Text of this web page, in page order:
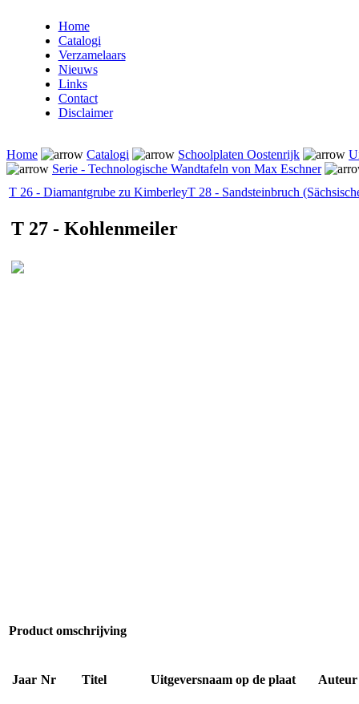
Home
Catalogi
Verzamelaars
Nieuws
Links
Contact
Disclaimer
Home Catalogi Schoolplaten Oostenrijk
Serie - Technologische Wandtafeln von Max Eschner
T 26 - Diamantgrube zu KimberleyT 28 - Sandsteinbruch
T 27 - Kohlenmeiler
Product omschrijving
Jaar Nr Titel Uitgeversnaam op de plaat Auteur